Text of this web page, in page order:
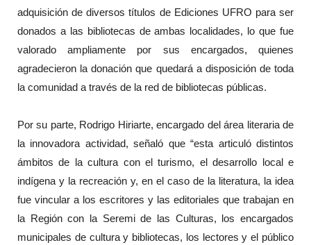
adquisición de diversos títulos de Ediciones UFRO para ser
donados a las bibliotecas de ambas localidades, lo que fue
valorado ampliamente por sus encargados, quienes
agradecieron la donación que quedará a disposición de toda
la comunidad a través de la red de bibliotecas públicas.
Por su parte, Rodrigo Hiriarte, encargado del área literaria de
la innovadora actividad, señaló que “esta articuló distintos
ámbitos de la cultura con el turismo, el desarrollo local e
indígena y la recreación y, en el caso de la literatura, la idea
fue vincular a los escritores y las editoriales que trabajan en
la Región con la Seremi de las Culturas, los encargados
municipales de cultura y bibliotecas, los lectores y el público